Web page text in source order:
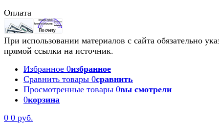
Оплата
При использовании материалов с сайта обязательно
прямой ссылки на источник.
Избранное 0избранное
Сравнить товары 0сравнить
Просмотренные товары 0вы смотрели
0корзина
0 0 руб.